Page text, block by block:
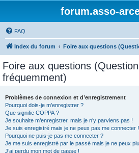
forum.asso-
FAQ
Index du forum Foire aux questions
Foire aux questions
fréquemment)
Problèmes de connexion et d’enregistrement
Pourquoi dois-je m’enregistrer ?
Que signifie COPPA ?
Je souhaite m’enregistrer, mais je n’y parviens pas !
Je suis enregistré mais je ne peux pas me connecter !
Pourquoi ne puis-je pas me connecter ?
Je me suis enregistré par le passé mais je ne peux
J’ai perdu mon mot de passe !